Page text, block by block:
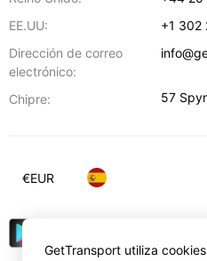
EE.UU:
+1 302
Dirección de correo
electrónico:
Chipre: 57
€EUR
GetTransport utiliza